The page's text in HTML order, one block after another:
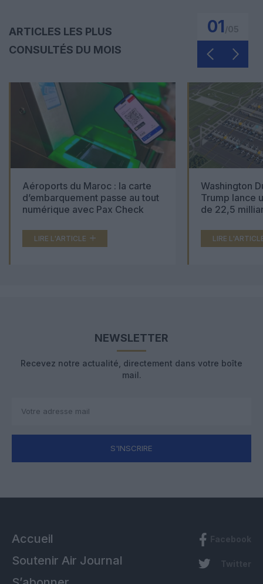
ARTICLES LES PLUS
CONSULTÉS DU MOIS
01
Aéroports du Maroc : la carte
d’embarquement passe au tout
numérique avec Pax Check
LIRE L'ARTICLE
Washington
Trump lance
de 22,5
LIRE
NEWSLETTER
Recevez notre actualité, directement dans votre boîte
mail.
S'INSCRIRE
Accueil
Soutenir Air Journal